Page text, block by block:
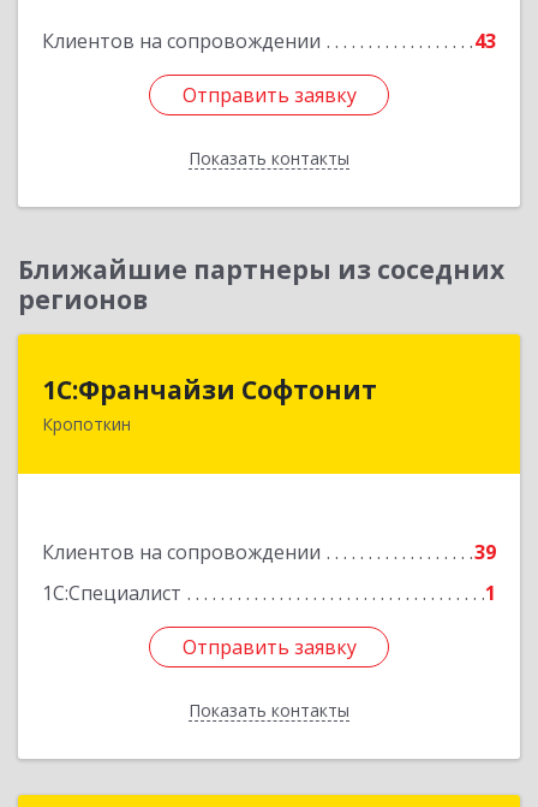
Клиентов на сопровождении 43
Отправить заявку
Показать контакты
Отправить заявку
Назад
Ближайшие партнеры из соседних
регионов
1С:Франчайзи Софтонит
Кропоткин
Клиентов на сопровождении
39
1С:Специалист
1
Отправить заявку
Показать контакты
1С:Франчайзи Софтонит
352380, Краснодарский край, Кавказский р-н,
Отправить заявку
Назад